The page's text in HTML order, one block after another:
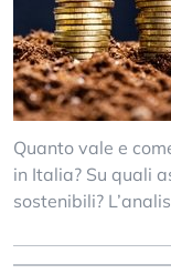
Quanto vale e
in Italia? Su quali
sostenibili?